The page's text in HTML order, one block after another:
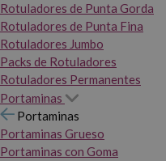
Rotuladores de Punta Gorda
Rotuladores de Punta Fina
Rotuladores Jumbo
Packs de Rotuladores
Rotuladores Permanentes
Portaminas
Portaminas
Portaminas Grueso
Portaminas con Goma